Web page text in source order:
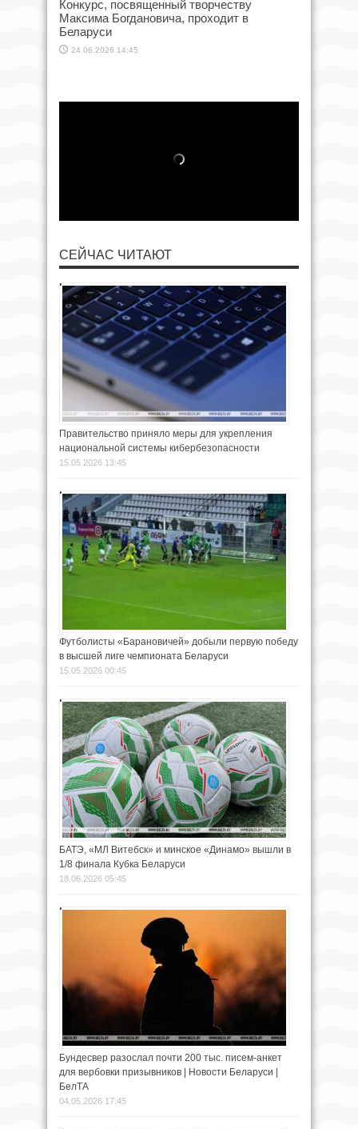
Конкурс, посвященный творчеству
Максима Богдановича, проходит в
Беларуси
24.06.2026 14:45
СЕЙЧАС ЧИТАЮТ
Правительство приняло меры для укрепления
национальной системы кибербезопасности
15.05.2026 13:45
Футболисты «Барановичей» добыли первую победу
в высшей лиге чемпионата Беларуси
15.05.2026 00:45
БАТЭ, «МЛ Витебск» и минское «Динамо» вышли в
1/8 финала Кубка Беларуси
18.06.2026 05:45
Бундесвер разослал почти 200 тыс. писем-анкет
для вербовки призывников | Новости Беларуси |
БелТА
04.05.2026 17:45